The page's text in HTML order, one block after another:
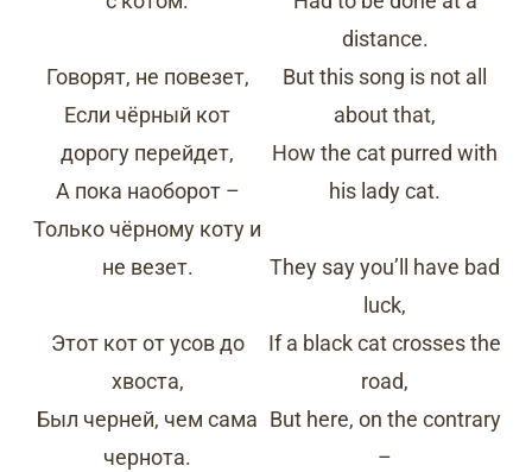
Говорят, не повезет,
Если чёрный кот
дорогу перейдет,
А пока наоборот –
Только чёрному коту и
не везет.
Этот кот от усов до
хвоста,
Был черней, чем сама
чернота.
distance.
But this song is not all
about that,
How the cat purred with
his lady cat.
They say you’ll have bad
luck,
If a black cat crosses the
road,
But here, on the contrary
–